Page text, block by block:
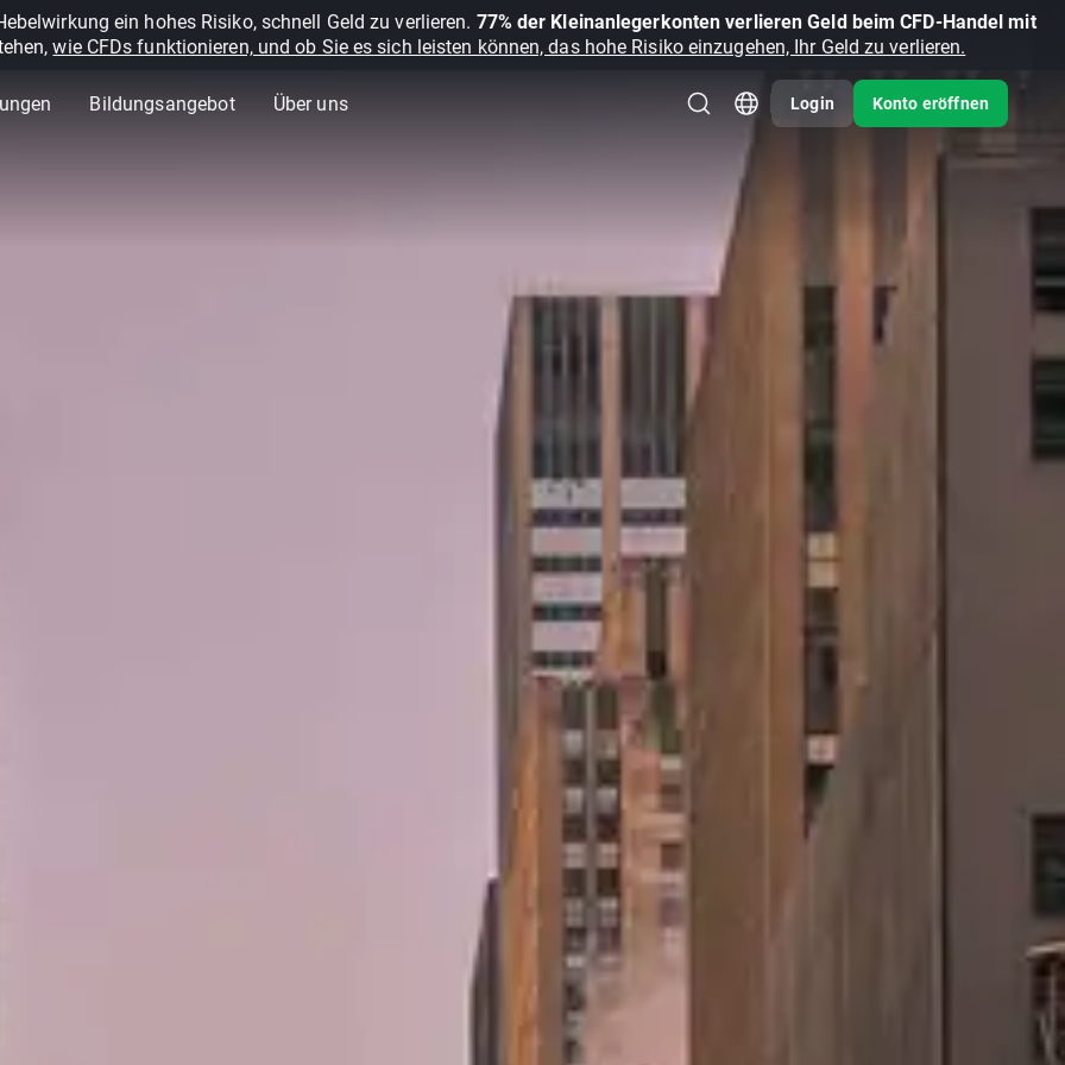
ein hohes Risiko, schnell Geld zu verlieren. 77% der Kleinanlegerkonten verlieren Geld beim CFD-Handel mit
wie CFDs funktionieren, und ob Sie es sich leisten können, das hohe Risiko einzugehen, Ihr Geld zu verlieren.
Bildungsangebot Über uns Login Konto eröffnen